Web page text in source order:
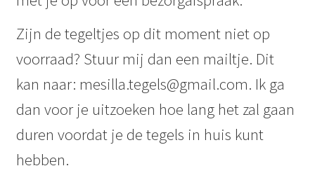
Zijn de tegeltjes op dit moment niet op
voorraad? Stuur mij dan een mailtje. Dit
kan naar: mesilla.tegels@gmail.com. Ik ga
dan voor je uitzoeken hoe lang het zal gaan
duren voordat je de tegels in huis kunt
hebben.